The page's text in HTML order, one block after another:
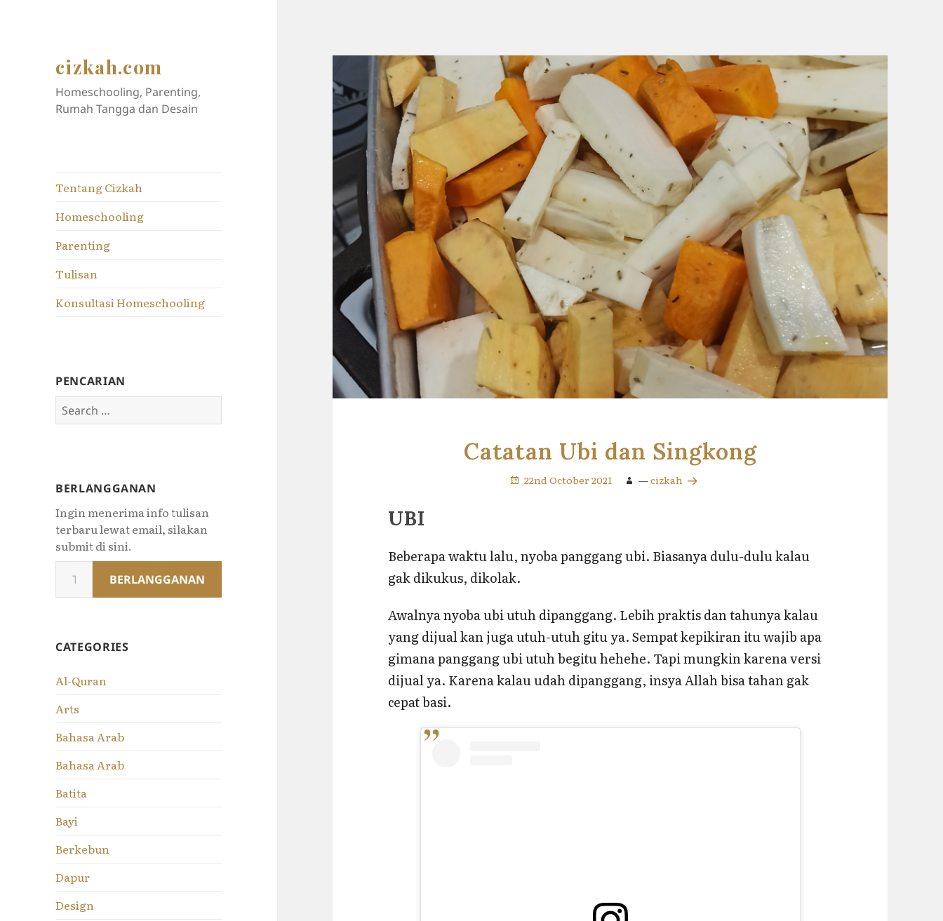
cizkah.com
Homeschooling, Parenting,
Rumah Tangga dan Desain
Tentang Cizkah
Homeschooling
Parenting
Tulisan
Konsultasi Homeschooling
PENCARIAN
Search
for:
BERLANGGANAN
Ingin menerima info tulisan
terbaru lewat email, silakan
submit di sini.
your
email…
BERLANGGANAN
CATEGORIES
Al-Quran
Arts
Bahasa Arab
Bahasa Arab
Batita
Bayi
Berkebun
Dapur
Design
Catatan Ubi dan Singkong
22nd October 2021 —cizkah
UBI
Beberapa waktu lalu, nyoba panggang ubi. Biasanya dulu-dulu kalau
gak dikukus, dikolak.
Awalnya nyoba ubi utuh dipanggang. Lebih praktis dan tahunya kalau
yang dijual kan juga utuh-utuh gitu ya. Sempat kepikiran itu wajib apa
gimana panggang ubi utuh begitu hehehe. Tapi mungkin karena versi
dijual ya. Karena kalau udah dipanggang, insya Allah bisa tahan gak
cepat basi.